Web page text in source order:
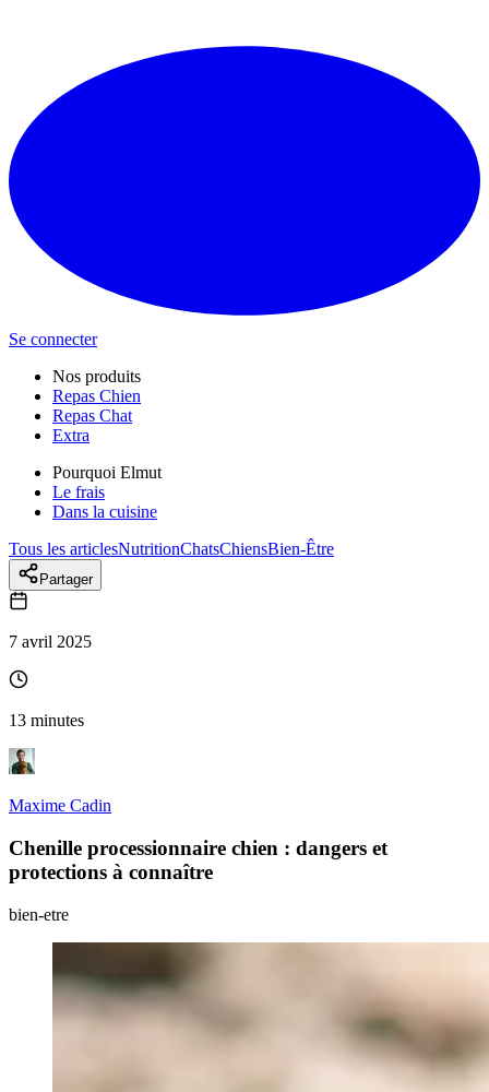
Se connecter
Nos produits
Repas Chien
Repas Chat
Extra
Pourquoi Elmut
Le frais
Dans la cuisine
Tous les articlesNutritionChatsChiensBien-Être
Partager
7 avril 2025
13 minutes
Maxime Cadin
Chenille processionnaire chien : dangers et
protections à connaître
bien-etre